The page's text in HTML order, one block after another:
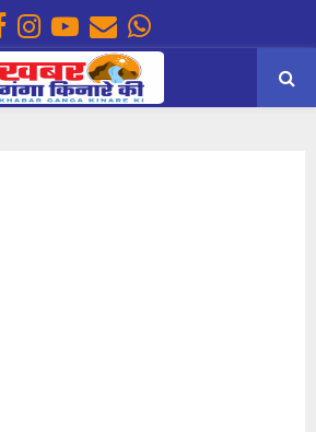
Facebook
Instagram
Youtube
EmailWhatsapp